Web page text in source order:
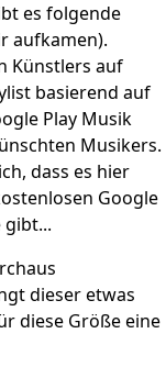
es folgende
aufkamen).
Künstlers auf
basierend auf
Play Musik
Musikers.
dass es hier
Google
gibt...
dieser etwas
diese Größe eine